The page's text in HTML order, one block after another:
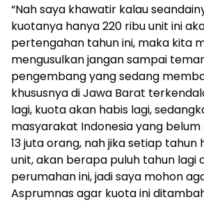
“Nah saya khawatir kalau
kuotanya hanya 220 ribu unit ini
pertengahan tahun ini, maka kita
mengusulkan jangan sampai
pengembang yang sedang
khususnya di Jawa Barat
lagi, kuota akan habis lagi,
masyarakat Indonesia yang
13 juta orang, nah jika setiap tahun
unit, akan berapa puluh tahun lagi
perumahan ini, jadi saya mohon
Asprumnas agar kuota ini